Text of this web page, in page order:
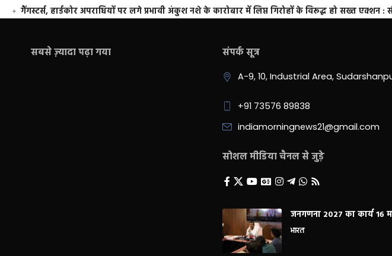
गैंगस्टर्स, हार्डकोर अपराधियों पर लगे प्रभावी अंकुश नशे के कारोबार में लिप्त गिरोहों के विरूद्ध हो सख्त एक्शन :
सबसे ज़्यादा पढ़ा गया संपर्क सूत्र
A-9, 10, Industrial Area,
+91 73576 89838
indiamorningnews21@gmail.com
सोशल मीडिया चैनल से जुड़े
जनगणना 2027 का कार्य 16
भारत